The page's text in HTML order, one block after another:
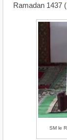
Ramadan 1437
SM le